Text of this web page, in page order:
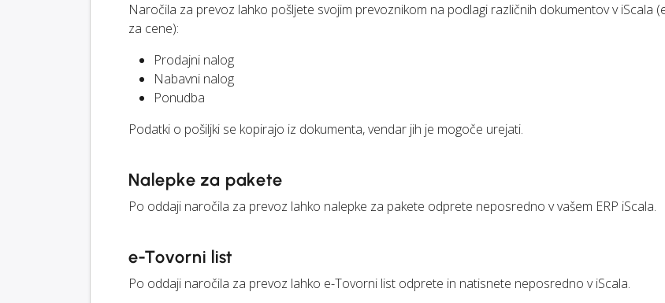
Naročila za prevoz lahko pošljete svojim prevoznikom na podlagi različnih dokumentov v iScala
za cene):
Prodajni nalog
Nabavni nalog
Ponudba
Podatki o pošiljki se kopirajo iz dokumenta, vendar jih je mogoče urejati.
Nalepke za pakete
Po oddaji naročila za prevoz lahko nalepke za pakete odprete neposredno v vašem ERP iScala.
e-Tovorni list
Po oddaji naročila za prevoz lahko e-Tovorni list odprete in natisnete neposredno v iScala.